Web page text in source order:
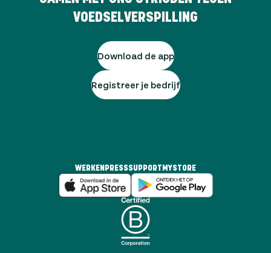
VOEDSELVERSPILLING
Download de app
Registreer je bedrijf
WERKEN PRESSSUPPORT MYSTORE